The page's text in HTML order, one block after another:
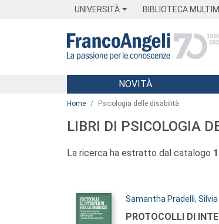
UNIVERSITÀ BIBLIOTECA
Menu
NOVITÀ
Home Psicologia delle disabilità
LIBRI DI PSICOLOGIA
La ricerca ha estratto dal catalogo
Autori:
Samantha Pradelli,
Titolo:
PROTOCOLLI DI